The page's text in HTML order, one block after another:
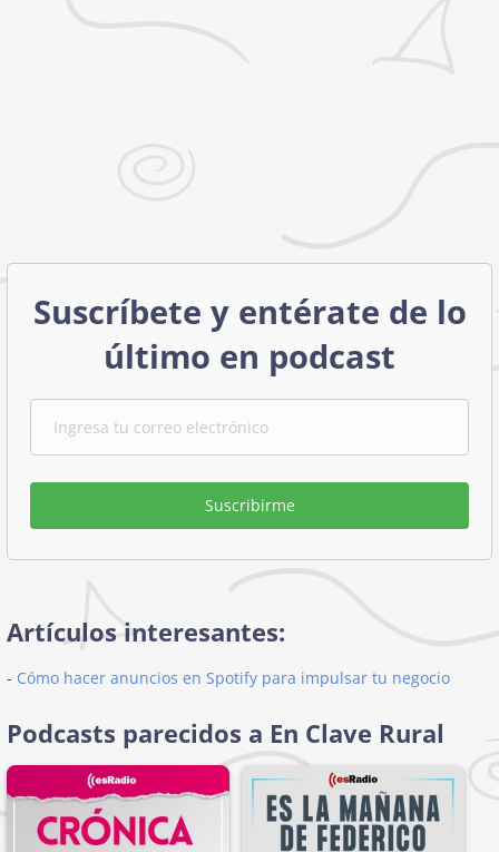
Suscríbete y entérate de lo
último en podcast
Suscribirme
Artículos interesantes:
- Cómo hacer anuncios en Spotify para impulsar tu negocio
Podcasts parecidos a En Clave Rural